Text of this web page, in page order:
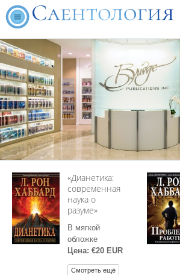
«Дианетика:
современная
наука о
разуме»
В мягкой
обложке
Цена: €20 EUR
Смотреть ещё